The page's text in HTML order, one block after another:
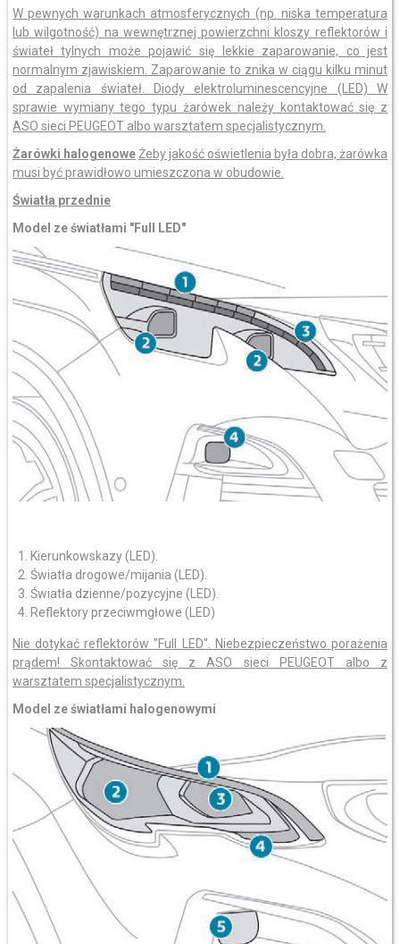
W pewnych warunkach atmosferycznych (np. niska temperatura
lub wilgotność) na wewnętrznej powierzchni kloszy reflektorów i
świateł tylnych może pojawić się lekkie zaparowanie, co jest
normalnym zjawiskiem. Zaparowanie to znika w ciągu kilku minut
od zapalenia świateł. Diody elektroluminescencyjne (LED) W
sprawie wymiany tego typu żarówek należy kontaktować się z
ASO sieci PEUGEOT albo warsztatem specjalistycznym.
Żarówki halogenoweŻeby jakość oświetlenia była dobra, żarówka
musi być prawidłowo umieszczona w obudowie.
Światła przednie
Model ze światłami "Full LED"
Kierunkowskazy (LED).
Światła drogowe/mijania (LED).
Światła dzienne/pozycyjne (LED).
Reflektory przeciwmgłowe (LED)
Nie dotykać reflektorów "Full LED". Niebezpieczeństwo porażenia
prądem! Skontaktować się z ASO sieci PEUGEOT albo z
warsztatem specjalistycznym.
Model ze światłami halogenowymi